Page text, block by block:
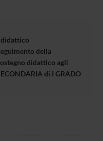
didattico
della
didattico agli
di I GRADO